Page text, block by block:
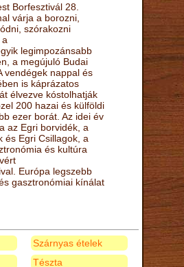
Borfesztivál 28.
várja a borozni,
szórakozni
legimpozánsabb
a megújuló Budai
vendégek nappal és
is káprázatos
élvezve kóstolhatják
200 hazai és külföldi
ezer borát. Az idei év
az Egri borvidék, a
és Egri Csillagok, a
és kultúra
Európa legszebb
gasztronómiai kínálat
Szárnyas ételek
Tészta